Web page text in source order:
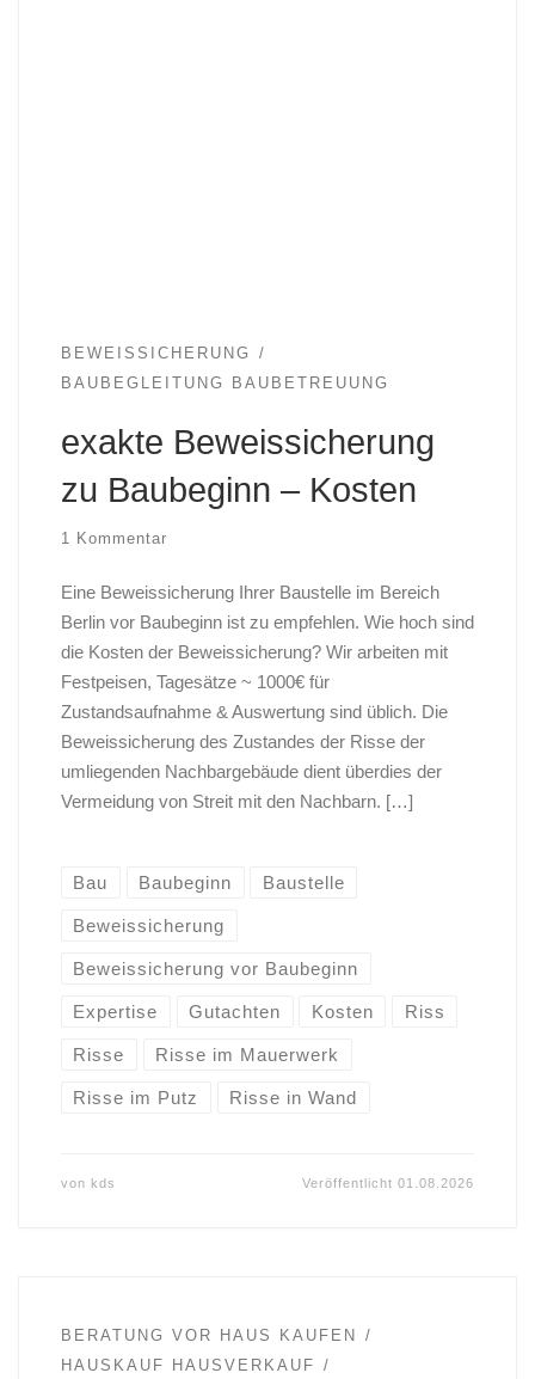
BEWEISSICHERUNG
BAUBEGLEITUNG BAUBETREUUNG
exakte Beweissicherung
zu Baubeginn – Kosten
1 Kommentar
Eine Beweissicherung Ihrer Baustelle im Bereich
Berlin vor Baubeginn ist zu empfehlen. Wie hoch sind
die Kosten der Beweissicherung? Wir arbeiten mit
Festpeisen, Tagesätze ~ 1000€ für
Zustandsaufnahme & Auswertung sind üblich. Die
Beweissicherung des Zustandes der Risse der
umliegenden Nachbargebäude dient überdies der
Vermeidung von Streit mit den Nachbarn. […]
Bau Baubeginn Baustelle
Beweissicherung
Beweissicherung vor Baubeginn
Expertise Gutachten Kosten Riss
Risse Risse im Mauerwerk
Risse im Putz Risse in Wand
von kds Veröffentlicht01.08.2026
BERATUNG VOR HAUS KAUFEN
HAUSKAUF HAUSVERKAUF